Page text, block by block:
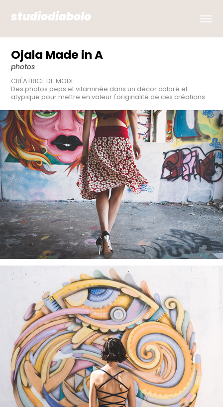
studiodiabolo
Ojala Made in A
photos
CRÉATRICE DE MODE
Des photos peps et vitaminée dans un décor coloré et
atypique pour mettre en valeur l'originalité de ces créations.